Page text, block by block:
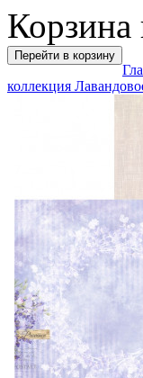
Корзина
Перейти в корзину
коллекция